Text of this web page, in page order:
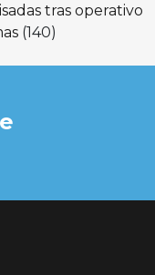
tras operativo
(140)